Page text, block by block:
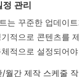
관리
는 꾸준한 업데이
적으로 콘텐츠를
적으로 설정되어
/월간 제작 스케줄